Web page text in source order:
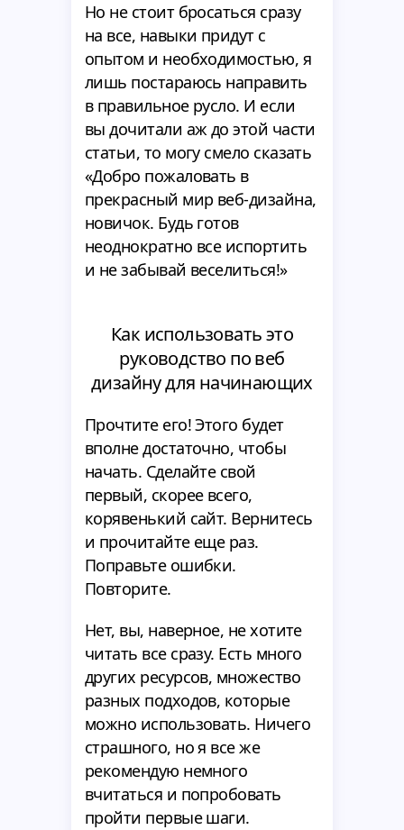
Но не стоит бросаться сразу
на все, навыки придут с
опытом и необходимостью, я
лишь постараюсь направить
в правильное русло. И если
вы дочитали аж до этой части
статьи, то могу смело сказать
«Добро пожаловать в
прекрасный мир веб-дизайна,
новичок. Будь готов
неоднократно все испортить
и не забывай веселиться!»
Как использовать это
руководство по веб
дизайну для начинающих
Прочтите его! Этого будет
вполне достаточно, чтобы
начать. Сделайте свой
первый, скорее всего,
корявенький сайт. Вернитесь
и прочитайте еще раз.
Поправьте ошибки.
Повторите.
Нет, вы, наверное, не хотите
читать все сразу. Есть много
других ресурсов, множество
разных подходов, которые
можно использовать. Ничего
страшного, но я все же
рекомендую немного
вчитаться и попробовать
пройти первые шаги.